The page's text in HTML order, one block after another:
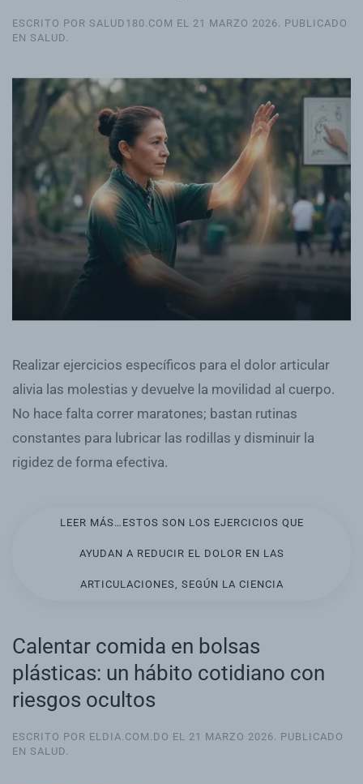
ESCRITO POR SALUD180.COM EL 21 MARZO 2026. PUBLICADO
EN SALUD.
Realizar ejercicios específicos para el dolor articular
alivia las molestias y devuelve la movilidad al cuerpo.
No hace falta correr maratones; bastan rutinas
constantes para lubricar las rodillas y disminuir la
rigidez de forma efectiva.
LEER MÁS…ESTOS SON LOS EJERCICIOS QUE
AYUDAN A REDUCIR EL DOLOR EN LAS
ARTICULACIONES, SEGÚN LA CIENCIA
Calentar comida en bolsas
plásticas: un hábito cotidiano con
riesgos ocultos
ESCRITO POR ELDIA.COM.DO EL 21 MARZO 2026. PUBLICADO
EN SALUD.